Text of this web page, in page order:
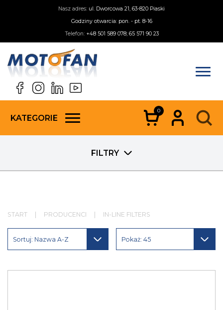
Nasz adres: ul. Dworcowa 21, 63-820 Piaski
Godziny otwarcia: pon. - pt. 8-16
Telefon: +48 501 589 078; 65 571 90 23
KATEGORIE
0
FILTRY
START PRODUCENCI IN-LINE FILTERS
Sortuj: Nazwa A-Z Pokaż: 45